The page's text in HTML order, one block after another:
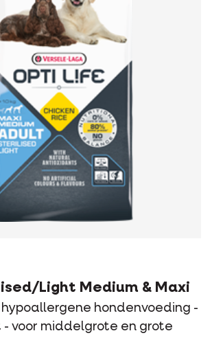
Light Medium & Maxi
hondenvoeding -
- voor middelgrote en grote